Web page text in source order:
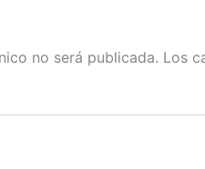
no será publicada. Los